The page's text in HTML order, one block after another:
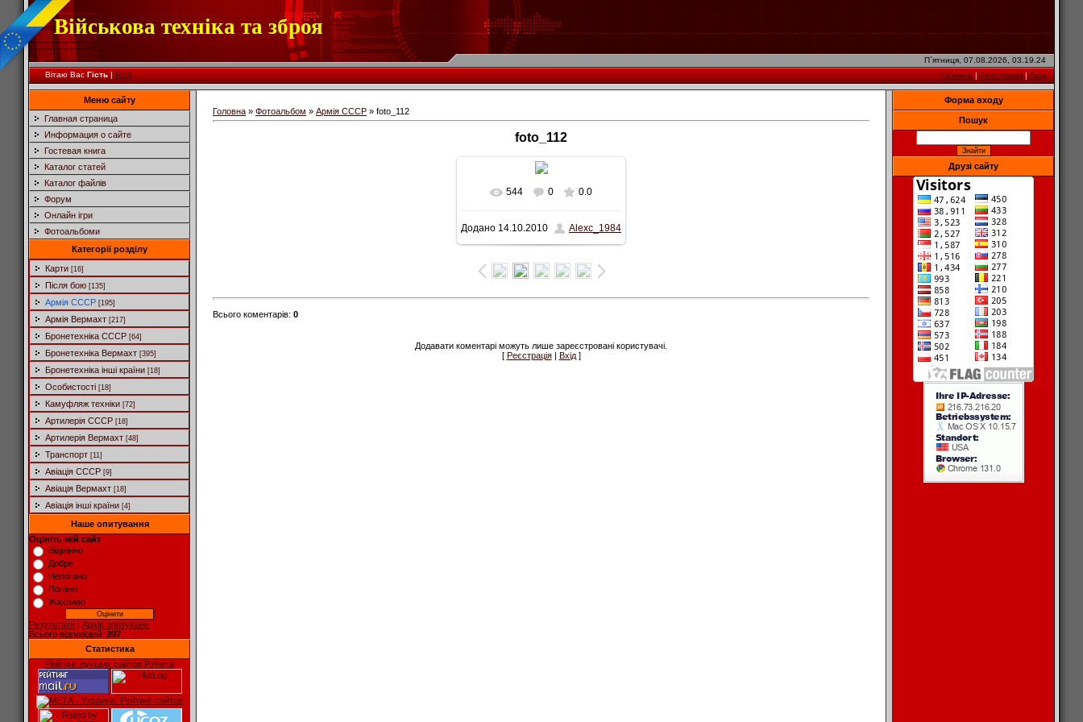
Військова техніка та зброя
П`ятниця, 07.08.2026, 03.19.24
Вітаю Вас Гість|RSS Головна|Реєстрація|Вхід
Меню сайту
Главная страница
Информация о сайте
Гостевая книга
Каталог статей
Каталог файлів
Форум
Онлайн ігри
Фотоальбоми
Категорії розділу
Карти [16]
Після бою [135]
Армія СССР [195]
Армія Вермахт [217]
Бронетехніка СССР [64]
Бронетехніка Вермахт [395]
Бронетехніка інші країни [18]
Особистості [18]
Камуфляж техніки [72]
Артилерія СССР [18]
Артилерія Вермахт [48]
Транспорт [11]
Авіація СССР [9]
Авіація Вермахт [18]
Авіація інші країни [4]
Наше опитування
Оцініть мій сайт
Відмінно
Добре
Непогано
Погано
Жахливо
Результати | Архів опитувань
Всього відповідей: 207
Статистика
Рейтинг лучших сайтов РУнета
Головна » Фотоальбом » Армія СССР » foto_112
foto_112
У реальному розмірі
638x420/ 36.9Kb
544 0 0.0
Додано 14.10.2010 Alexc_1984
Всього коментарів: 0
Додавати коментарі можуть лише зареєстровані користувачі.
[ Реєстрація| Вхід]
Форма входу
Пошук
Друзі сайту